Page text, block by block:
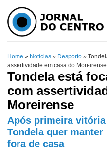
Home » Notícias » Desporto »
assertividade em casa do Moreirense
Tondela está
com
Moreirense
Após primeira
Tondela quer
fora de casa